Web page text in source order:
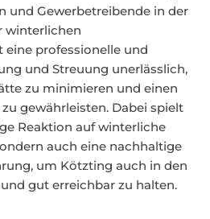
und Gewerbetreibende in der
winterlichen
professionelle und
und Streuung unerlässlich,
zu minimieren und einen
gewährleisten. Dabei spielt
Reaktion auf winterliche
auch eine nachhaltige
um Kötzting auch in den
gut erreichbar zu halten.